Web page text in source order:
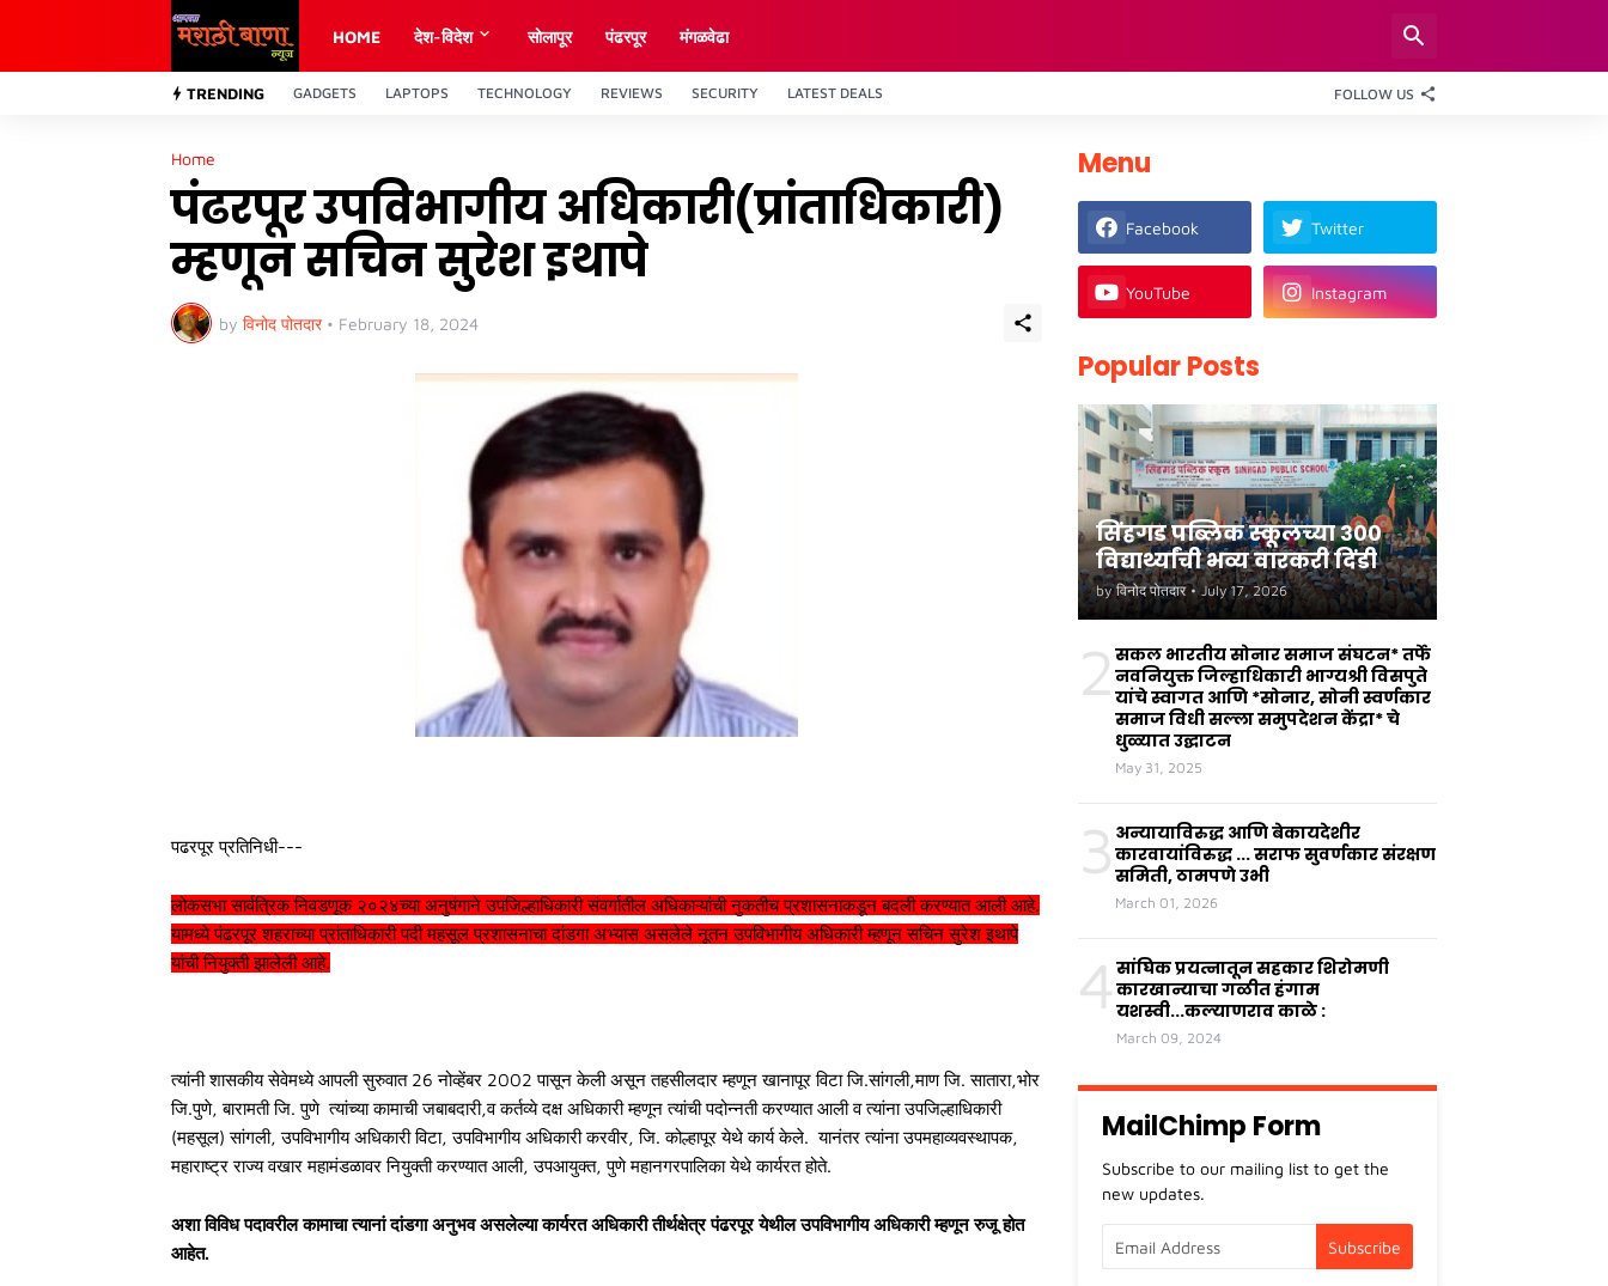
HOME देश-विदेश साेलापूर पंढरपूर मंगळवेढा
TRENDING GADGETS LAPTOPS TECHNOLOGY REVIEWS SECURITY LATEST DEALS FOLLOW US
Home
पंढरपूर उपविभागीय अधिकारी(प्रांताधिकारी)
म्हणून सचिन सुरेश इथापे
by विनोद पोतदार • February 18, 2024
पढरपूर प्रतिनिधी---
लोकसभा सार्वत्रिक निवडणूक २०२४च्या अनुषंगाने उपजिल्हाधिकारी संवर्गातील अधिकाऱ्यांची नुकतीच प्रशासनाकडून बदली करण्यात आली आहे.
यामध्ये पंढरपूर शहराच्या प्रांताधिकारी पदी महसूल प्रशासनाचा दांडगा अभ्यास असलेले नूतन उपविभागीय अधिकारी म्हणून सचिन सुरेश इथापे
यांची नियुक्ती झालेली आहे.
त्यांनी शासकीय सेवेमध्ये आपली सुरुवात 26 नोव्हेंबर 2002 पासून केली असून तहसीलदार म्हणून खानापूर विटा जि.सांगली,माण जि. सातारा,भोर
जि.पुणे, बारामती जि. पुणे त्यांच्या कामाची जबाबदारी,व कर्तव्ये दक्ष अधिकारी म्हणून त्यांची पदोन्नती करण्यात आली व त्यांना उपजिल्हाधिकारी
(महसूल) सांगली, उपविभागीय अधिकारी विटा, उपविभागीय अधिकारी करवीर, जि. कोल्हापूर येथे कार्य केले. यानंतर त्यांना उपमहाव्यवस्थापक,
महाराष्ट्र राज्य वखार महामंडळावर नियुक्ती करण्यात आली, उपआयुक्त, पुणे महानगरपालिका येथे कार्यरत होते.
अशा विविध पदावरील कामाचा त्यानां दांडगा अनुभव असलेल्या कार्यरत अधिकारी तीर्थक्षेत्र पंढरपूर येथील उपविभागीय अधिकारी म्हणून रुजू होत
आहेत.
Menu
Facebook Twitter
YouTube Instagram
Popular Posts
सिंहगड पब्लिक स्कूलच्या ३००
विद्यार्थ्यांची भव्य वारकरी दिंडी
by विनोद पोतदार • July 17, 2026
2 सकल भारतीय सोनार समाज संघटन* तर्फे
नवनियुक्त जिल्हाधिकारी भाग्यश्री विसपुते
यांचे स्वागत आणि *सोनार, सोनी स्वर्णकार
समाज विधी सल्ला समुपदेशन केंद्रा* चे
धुळ्यात उद्घाटन
May 31, 2025
3 अन्यायाविरुद्ध आणि बेकायदेशीर
कारवायांविरुद्ध ... सराफ सुवर्णकार संरक्षण
समिती, ठामपणे उभी
March 01, 2026
4 सांघिक प्रयत्नातून सहकार शिरोमणी
कारखान्याचा गळीत हंगाम
यशस्वी...कल्याणराव काळे :
March 09, 2024
MailChimp Form
Subscribe to our mailing list to get the
new updates.